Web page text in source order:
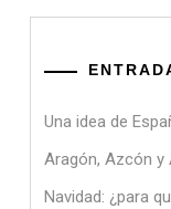
Una idea de
Aragón, Azcón y
Navidad: ¿para